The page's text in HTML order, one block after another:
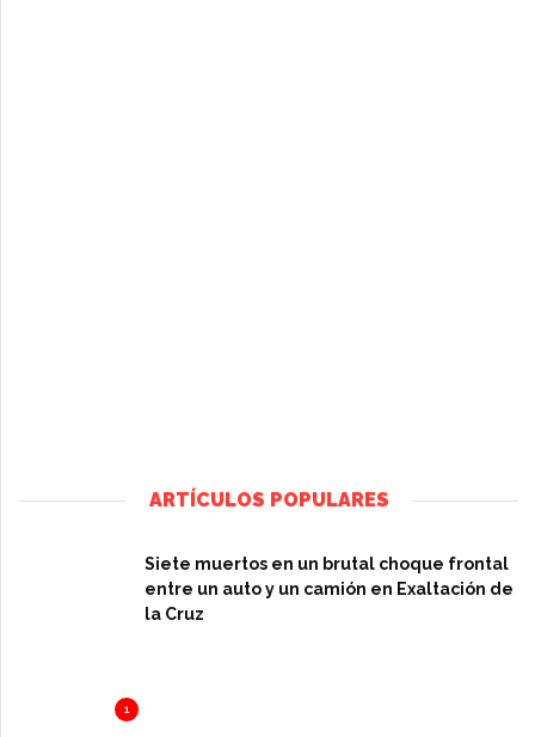
ARTÍCULOS POPULARES
1
Siete muertos en un brutal choque frontal
entre un auto y un camión en Exaltación de
la Cruz